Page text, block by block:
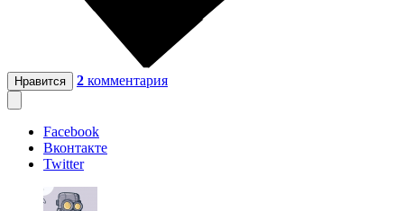
Нравится 2 комментария
Facebook
Вконтакте
Twitter